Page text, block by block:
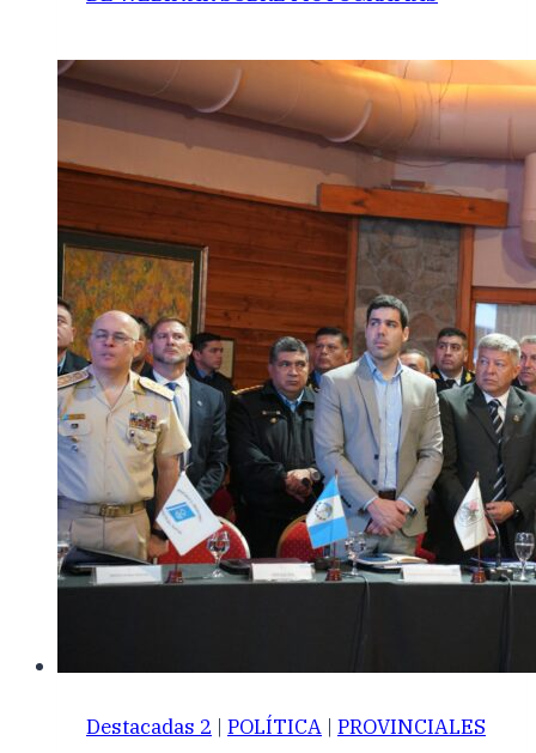
Destacadas 2 | POLÍTICA | PROVINCIALES